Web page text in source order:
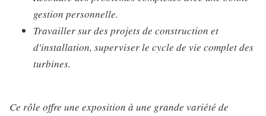
gestion personnelle.
Travailler sur des projets de construction et
d'installation, superviser le cycle de vie complet des
turbines.
Ce rôle offre une exposition à une grande variété de